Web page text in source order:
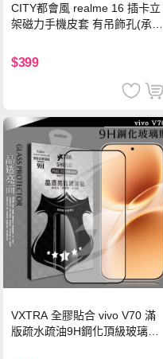
CITY都會風 realme 16 插卡立
架磁力手機皮套 有吊飾孔(承諾
$399
VXTRA 全膠貼合 vivo V70 滿
版疏水疏油9H鋼化頂級玻璃貼